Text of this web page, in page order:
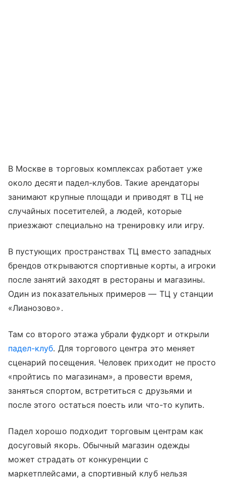
В Москве в торговых комплексах работает уже
около десяти падел-клубов. Такие арендаторы
занимают крупные площади и приводят в ТЦ не
случайных посетителей, а людей, которые
приезжают специально на тренировку или игру.
В пустующих пространствах ТЦ вместо западных
брендов открываются спортивные корты, а игроки
после занятий заходят в рестораны и магазины.
Один из показательных примеров — ТЦ у станции
«Лианозово».
Там со второго этажа убрали фудкорт и открыли
падел-клуб. Для торгового центра это меняет
сценарий посещения. Человек приходит не просто
«пройтись по магазинам», а провести время,
заняться спортом, встретиться с друзьями и
после этого остаться поесть или что-то купить.
Падел хорошо подходит торговым центрам как
досуговый якорь. Обычный магазин одежды
может страдать от конкуренции с
маркетплейсами, а спортивный клуб нельзя